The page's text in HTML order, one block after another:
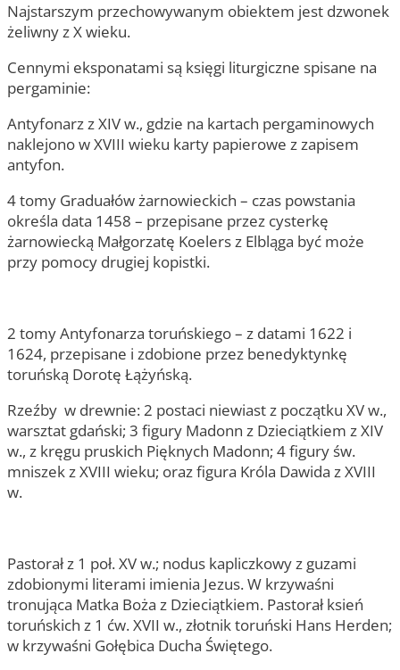
Najstarszym przechowywanym obiektem jest dzwonek
żeliwny z X wieku.
Cennymi eksponatami są księgi liturgiczne spisane na
pergaminie:
Antyfonarz z XIV w., gdzie na kartach pergaminowych
naklejono w XVIII wieku karty papierowe z zapisem
antyfon.
4 tomy Graduałów żarnowieckich – czas powstania
określa data 1458 – przepisane przez cysterkę
żarnowiecką Małgorzatę Koelers z Elbląga być może
przy pomocy drugiej kopistki.
2 tomy Antyfonarza toruńskiego – z datami 1622 i
1624, przepisane i zdobione przez benedyktynkę
toruńską Dorotę Łążyńską.
Rzeźby w drewnie: 2 postaci niewiast z początku XV w.,
warsztat gdański; 3 figury Madonn z Dzieciątkiem z XIV
w., z kręgu pruskich Pięknych Madonn; 4 figury św.
mniszek z XVIII wieku; oraz figura Króla Dawida z XVIII
w.
Pastorał z 1 poł. XV w.; nodus kapliczkowy z guzami
zdobionymi literami imienia Jezus. W krzywaśni
tronująca Matka Boża z Dzieciątkiem. Pastorał ksień
toruńskich z 1 ćw. XVII w., złotnik toruński Hans Herden;
w krzywaśni Gołębica Ducha Świętego.